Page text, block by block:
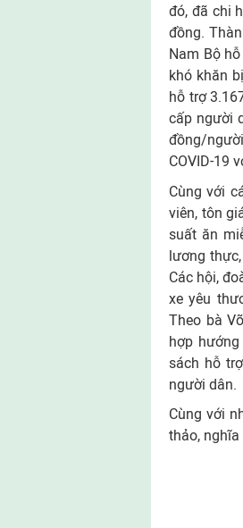
đó, đã chi
đồng.
Nam Bộ
khó khăn
hỗ trợ
cấp người
đồng/
COVID-19
Cùng với
viên, tôn
suất ăn
lương
Các hội,
xe yêu
Theo bà
hợp
sách hỗ
người dân.
Cùng với
thảo,